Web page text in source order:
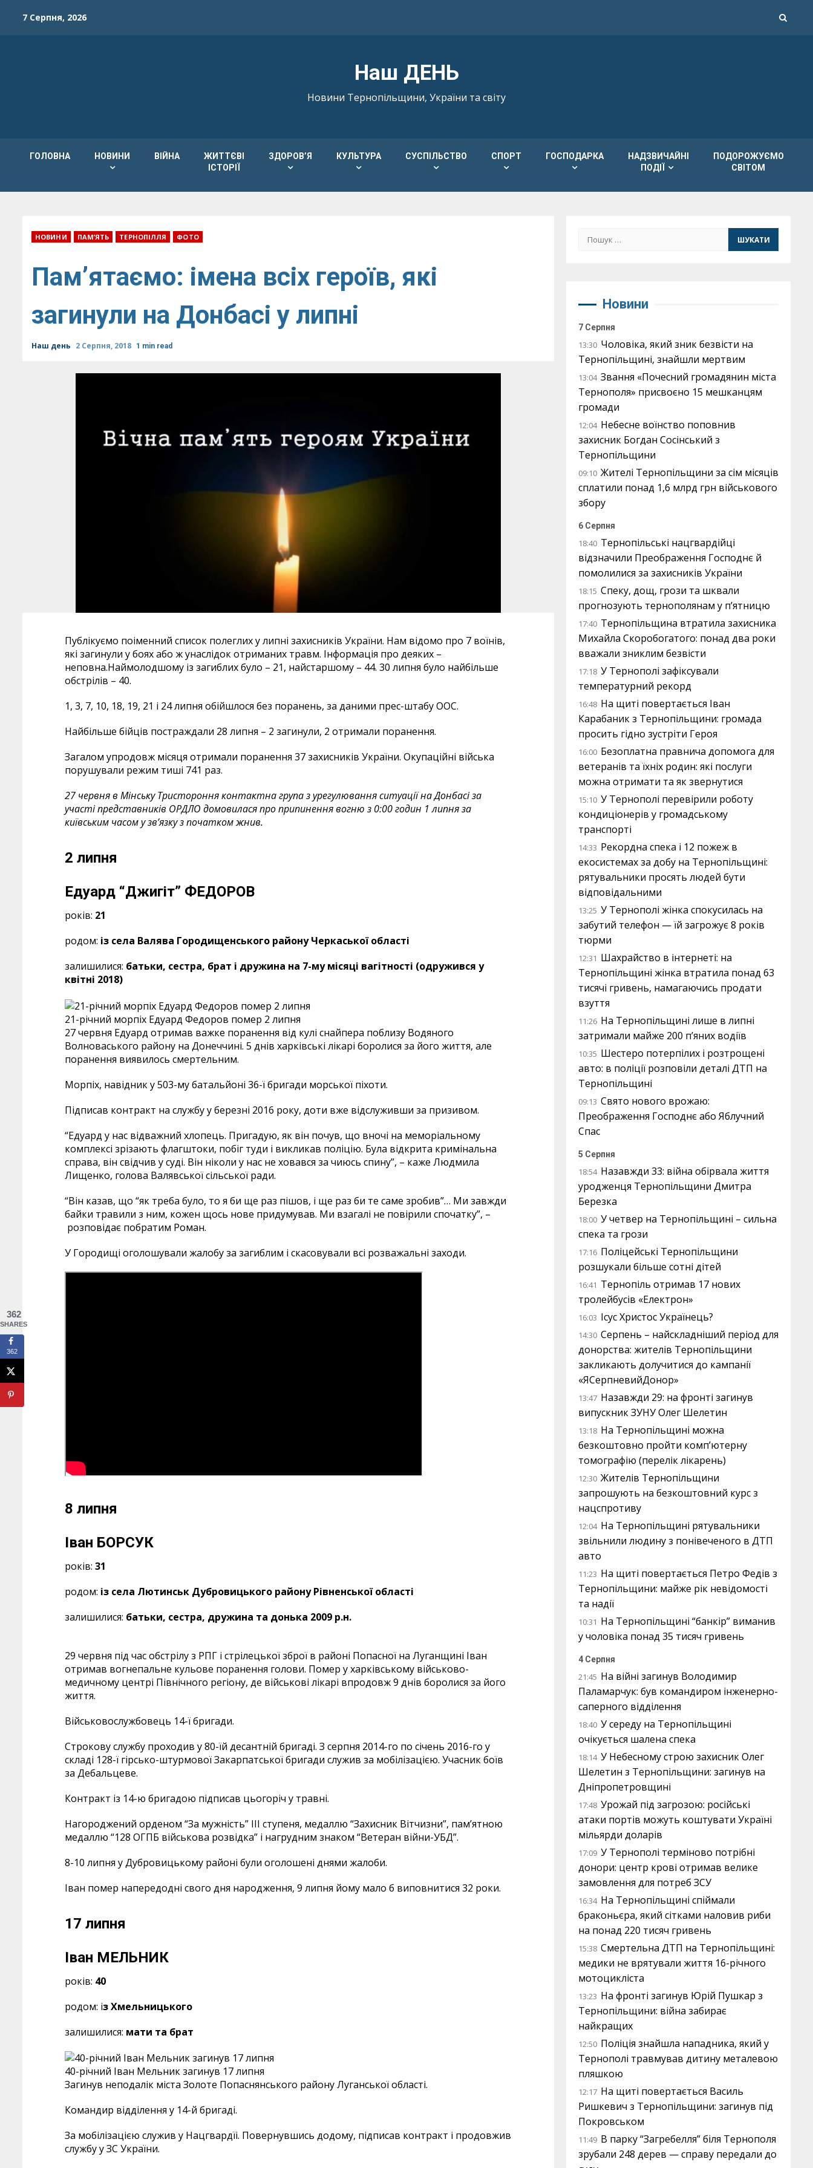
7 Серпня, 2026
Наш ДЕНЬ
Новини Тернопільщини, України та світу
ГОЛОВНА НОВИНИ ВІЙНА
ЖИТТЄВІ
ІСТОРІЇ
ЗДОРОВ’Я КУЛЬТУРА СУСПІЛЬСТВО СПОРТ ГОСПОДАРКА
НАДЗВИЧАЙНІ
ПОДІЇ
ПОДОРОЖУЄМО
СВІТОМ
НОВИНИ ПАМ’ЯТЬ ТЕРНОПІЛЛЯ ФОТО
Пам’ятаємо: імена всіх героїв, які
загинули на Донбасі у липні
Наш день 2 Серпня, 2018 1 min read
Публікуємо поіменний список полеглих у липні захисників України. Нам відомо про 7 воїнів,
які загинули у боях або ж унаслідок отриманих травм. Інформація про деяких –
неповна.Наймолодшому із загиблих було – 21, найстаршому – 44. 30 липня було найбільше
обстрілів – 40.
1, 3, 7, 10, 18, 19, 21 і 24 липня обійшлося без поранень, за даними прес-штабу ООС.
Найбільше бійців постраждали 28 липня – 2 загинули, 2 отримали поранення.
Загалом упродовж місяця отримали поранення 37 захисників України. Окупаційні війська
порушували режим тиші 741 раз.
27 червня в Мінську Тристороння контактна група з урегулювання ситуації на Донбасі за
участі представників ОРДЛО домовилася про припинення вогню з 0:00 годин 1 липня за
київським часом у зв’язку з початком жнив.
2 липня
Едуард “Джигіт” ФЕДОРОВ
років: 21
родом: із села Валява Городищенського району Черкаської області
залишилися: батьки, сестра, брат і дружина на 7-му місяці вагітності (одружився у
квітні 2018)
21-річний морпіх Едуард Федоров помер 2 липня
27 червня Едуард отримав важке поранення від кулі снайпера поблизу Водяного
Волноваського району на Донеччині. 5 днів харківські лікарі боролися за його життя, але
поранення виявилось смертельним.
Морпіх, навідник у 503-му батальйоні 36-ї бригади морської піхоти.
Підписав контракт на службу у березні 2016 року, доти вже відслуживши за призивом.
“Едуард у нас відважний хлопець. Пригадую, як він почув, що вночі на меморіальному
комплексі зрізають флагштоки, побіг туди і викликав поліцію. Була відкрита кримінальна
справа, він свідчив у суді. Він ніколи у нас не ховався за чиюсь спину”, – каже Людмила
Лищенко, голова Валявської сільської ради.
“Він казав, що “як треба було, то я би ще раз пішов, і ще раз би те саме зробив”… Ми завжди
байки травили з ним, кожен щось нове придумував. Ми взагалі не повірили спочатку”, –
розповідає побратим Роман.
У Городищі оголошували жалобу за загиблим і скасовували всі розважальні заходи.
8 липня
Іван БОРСУК
років: 31
родом: із села Лютинськ Дубровицького району Рівненської області
залишилися: батьки, сестра, дружина та донька 2009 р.н.
29 червня під час обстрілу з РПГ і стрілецької зброї в районі Попасної на Луганщині Іван
отримав вогнепальне кульове поранення голови. Помер у харківському військово-
медичному центрі Північного регіону, де військові лікарі впродовж 9 днів боролися за його
життя.
Військовослужбовець 14-ї бригади.
Строкову службу проходив у 80-їй десантній бригаді. З серпня 2014-го по січень 2016-го у
складі 128-ї гірсько-штурмової Закарпатської бригади служив за мобілізацією. Учасник боїв
за Дебальцеве.
Контракт із 14-ю бригадою підписав цьогоріч у травні.
Нагороджений орденом “За мужність” III ступеня, медаллю “Захисник Вітчизни”, пам’ятною
медаллю “128 ОГПБ військова розвідка” і нагрудним знаком “Ветеран війни-УБД”.
8-10 липня у Дубровицькому районі були оголошені днями жалоби.
Іван помер напередодні свого дня народження, 9 липня йому мало б виповнитися 32 роки.
17 липня
Іван МЕЛЬНИК
років: 40
родом: із Хмельницького
залишилися: мати та брат
40-річний Іван Мельник загинув 17 липня
Загинув неподалік міста Золоте Попаснянського району Луганської області.
Командир відділення у 14-й бригаді.
За мобілізацією служив у Нацгвардїі. Повернувшись додому, підписав контракт і продовжив
службу у ЗС України.
Пошук:
Новини
7 Серпня
13:30 Чоловіка, який зник безвісти на
Тернопільщині, знайшли мертвим
13:04 Звання «Почесний громадянин міста
Тернополя» присвоєно 15 мешканцям
громади
12:04 Небесне воїнство поповнив
захисник Богдан Сосінський з
Тернопільщини
09:10 Жителі Тернопільщини за сім місяців
сплатили понад 1,6 млрд грн військового
збору
6 Серпня
18:40 Тернопільські нацгвардійці
відзначили Преображення Господнє й
помолилися за захисників України
18:15 Спеку, дощ, грози та шквали
прогнозують тернополянам у п’ятницю
17:40 Тернопільщина втратила захисника
Михайла Скоробогатого: понад два роки
вважали зниклим безвісти
17:18 У Тернополі зафіксували
температурний рекорд
16:48 На щиті повертається Іван
Карабаник з Тернопільщини: громада
просить гідно зустріти Героя
16:00 Безоплатна правнича допомога для
ветеранів та їхніх родин: які послуги
можна отримати та як звернутися
15:10 У Тернополі перевірили роботу
кондиціонерів у громадському
транспорті
14:33 Рекордна спека і 12 пожеж в
екосистемах за добу на Тернопільщині:
рятувальники просять людей бути
відповідальними
13:25 У Тернополі жінка спокусилась на
забутий телефон — їй загрожує 8 років
тюрми
12:31 Шахрайство в інтернеті: на
Тернопільщині жінка втратила понад 63
тисячі гривень, намагаючись продати
взуття
11:26 На Тернопільщині лише в липні
затримали майже 200 п’яних водіїв
10:35 Шестеро потерпілих і розтрощені
авто: в поліції розповіли деталі ДТП на
Тернопільщині
09:13 Свято нового врожаю:
Преображення Господнє або Яблучний
Спас
5 Серпня
18:54 Назавжди 33: війна обірвала життя
уродженця Тернопільщини Дмитра
Березка
18:00 У четвер на Тернопільщині – сильна
спека та грози
17:16 Поліцейські Тернопільщини
розшукали більше сотні дітей
16:41 Тернопіль отримав 17 нових
тролейбусів «Електрон»
16:03 Ісус Христос Українець?
14:30 Серпень – найскладніший період для
донорства: жителів Тернопільщини
закликають долучитися до кампанії
«ЯСерпневийДонор»
13:47 Назавжди 29: на фронті загинув
випускник ЗУНУ Олег Шелетин
13:18 На Тернопільщині можна
безкоштовно пройти комп’ютерну
томографію (перелік лікарень)
12:30 Жителів Тернопільщини
запрошують на безкоштовний курс з
нацспротиву
12:04 На Тернопільщині рятувальники
звільнили людину з понівеченого в ДТП
авто
11:23 На щиті повертається Петро Федів з
Тернопільщини: майже рік невідомості
та надії
10:31 На Тернопільщині “банкір” виманив
у чоловіка понад 35 тисяч гривень
4 Серпня
21:45 На війні загинув Володимир
Паламарчук: був командиром інженерно-
саперного відділення
18:40 У середу на Тернопільщині
очікується шалена спека
18:14 У Небесному строю захисник Олег
Шелетин з Тернопільщини: загинув на
Дніпропетровщині
17:48 Урожай під загрозою: російські
атаки портів можуть коштувати Україні
мільярди доларів
17:09 У Тернополі терміново потрібні
донори: центр крові отримав велике
замовлення для потреб ЗСУ
16:34 На Тернопільщині спіймали
браконьєра, який сітками наловив риби
на понад 220 тисяч гривень
15:38 Смертельна ДТП на Тернопільщині:
медики не врятували життя 16-річного
мотоцикліста
13:23 На фронті загинув Юрій Пушкар з
Тернопільщини: війна забирає
найкращих
12:50 Поліція знайшла нападника, який у
Тернополі травмував дитину металевою
пляшкою
12:17 На щиті повертається Василь
Ришкевич з Тернопільщини: загинув під
Покровськом
11:49 В парку “Загребелля” біля Тернополя
зрубали 248 дерев — справу передали до
362
SHARES
362